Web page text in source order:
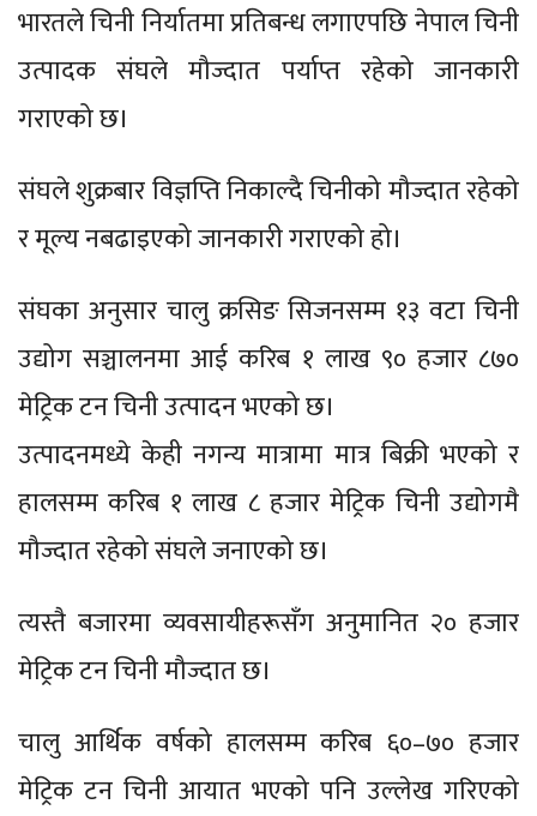
भारतले चिनी निर्यातमा प्रतिबन्ध लगाएपछि नेपाल चिनी
उत्पादक संघले मौज्दात पर्याप्त रहेको जानकारी
गराएको छ।
संघले शुक्रबार विज्ञप्ति निकाल्दै चिनीको मौज्दात रहेको
र मूल्य नबढाइएको जानकारी गराएको हो।
संघका अनुसार चालु क्रसिङ सिजनसम्म १३ वटा चिनी
उद्योग सञ्चालनमा आई करिब १ लाख ९० हजार ८७०
मेट्रिक टन चिनी उत्पादन भएको छ।
उत्पादनमध्ये केही नगन्य मात्रामा मात्र बिक्री भएको र
हालसम्म करिब १ लाख ८ हजार मेट्रिक चिनी उद्योगमै
मौज्दात रहेको संघले जनाएको छ।
त्यस्तै बजारमा व्यवसायीहरूसँग अनुमानित २० हजार
मेट्रिक टन चिनी मौज्दात छ।
चालु आर्थिक वर्षको हालसम्म करिब ६०–७० हजार
मेट्रिक टन चिनी आयात भएको पनि उल्लेख गरिएको